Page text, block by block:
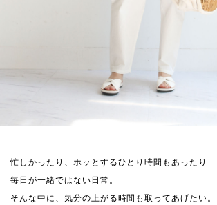
忙しかったり、ホッとするひとり時間もあったり
毎日が一緒ではない日常。
そんな中に、気分の上がる時間も取ってあげたい。